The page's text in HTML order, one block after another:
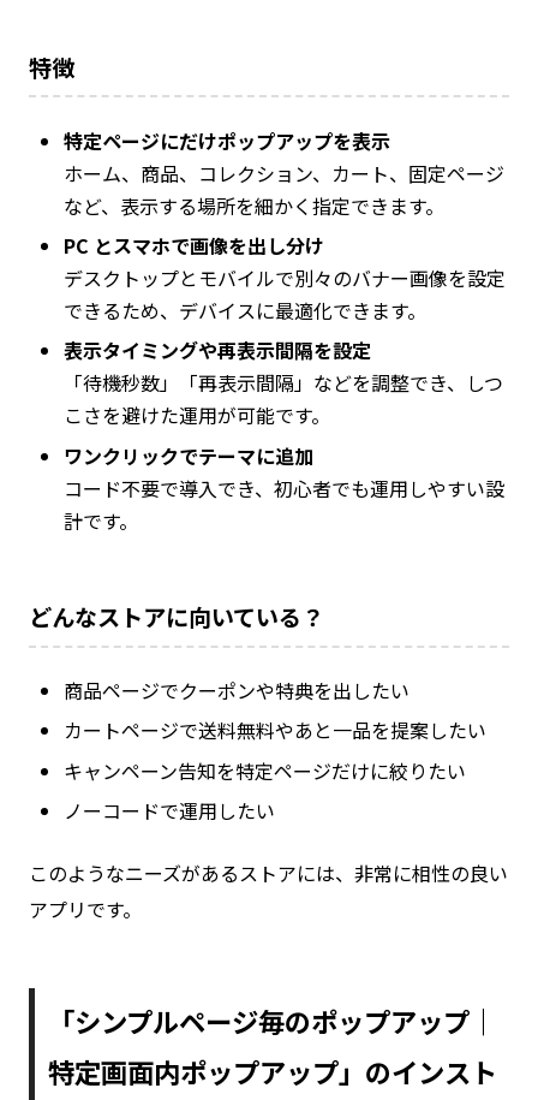
特徴
特定ページにだけポップアップを表示
ホーム、商品、コレクション、カート、固定ページ
など、表示する場所を細かく指定できます。
PC とスマホで画像を出し分け
デスクトップとモバイルで別々のバナー画像を設定
できるため、デバイスに最適化できます。
表示タイミングや再表示間隔を設定
「待機秒数」「再表示間隔」などを調整でき、しつ
こさを避けた運用が可能です。
ワンクリックでテーマに追加
コード不要で導入でき、初心者でも運用しやすい設
計です。
どんなストアに向いている？
商品ページでクーポンや特典を出したい
カートページで送料無料やあと一品を提案したい
キャンペーン告知を特定ページだけに絞りたい
ノーコードで運用したい
このようなニーズがあるストアには、非常に相性の良い
アプリです。
「シンプルページ毎のポップアップ｜
特定画面内ポップアップ」のインスト